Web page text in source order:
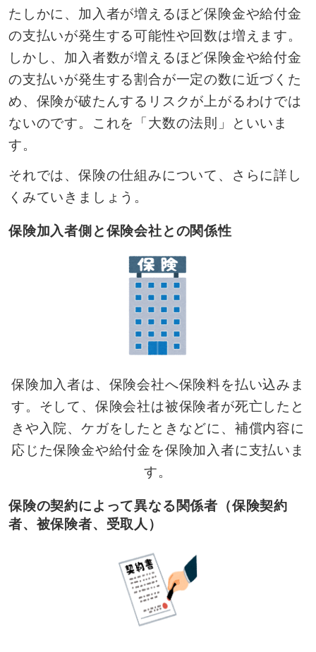
たしかに、加入者が増えるほど保険金や給付金
の支払いが発生する可能性や回数は増えます。
しかし、加入者数が増えるほど保険金や給付金
の支払いが発生する割合が一定の数に近づくた
め、保険が破たんするリスクが上がるわけでは
ないのです。これを「大数の法則」といいま
す。
それでは、保険の仕組みについて、さらに詳し
くみていきましょう。
保険加入者側と保険会社との関係性
保険加入者は、保険会社へ保険料を払い込みま
す。そして、保険会社は被保険者が死亡したと
きや入院、ケガをしたときなどに、補償内容に
応じた保険金や給付金を保険加入者に支払いま
す。
保険の契約によって異なる関係者（保険契約
者、被保険者、受取人）